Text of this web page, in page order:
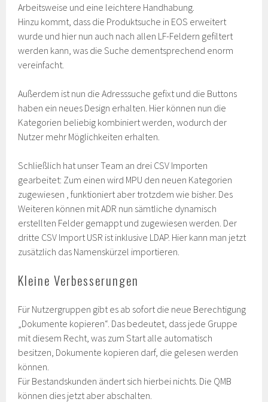
Arbeitsweise und eine leichtere Handhabung.
Hinzu kommt, dass die Produktsuche in EOS erweitert
wurde und hier nun auch nach allen LF-Feldern gefiltert
werden kann, was die Suche dementsprechend enorm
vereinfacht.
Außerdem ist nun die Adresssuche gefixt und die Buttons
haben ein neues Design erhalten. Hier können nun die
Kategorien beliebig kombiniert werden, wodurch der
Nutzer mehr Möglichkeiten erhalten.
Schließlich hat unser Team an drei CSV Importen
gearbeitet: Zum einen wird MPU den neuen Kategorien
zugewiesen , funktioniert aber trotzdem wie bisher. Des
Weiteren können mit ADR nun sämtliche dynamisch
erstellten Felder gemappt und zugewiesen werden. Der
dritte CSV Import USR ist inklusive LDAP. Hier kann man jetzt
zusätzlich das Namenskürzel importieren.
Kleine Verbesserungen
Für Nutzergruppen gibt es ab sofort die neue Berechtigung
„Dokumente kopieren“. Das bedeutet, dass jede Gruppe
mit diesem Recht, was zum Start alle automatisch
besitzen, Dokumente kopieren darf, die gelesen werden
können.
Für Bestandskunden ändert sich hierbei nichts. Die QMB
können dies jetzt aber abschalten.